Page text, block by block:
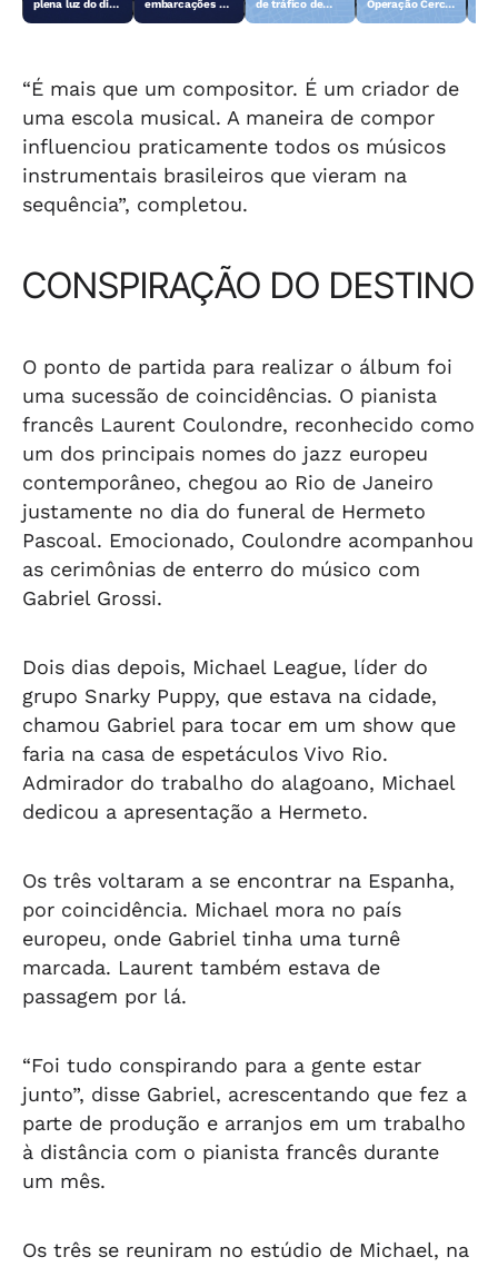
plena luz do dia
embarcações e
de tráfico de
Operação Cerco
“É mais que um compositor. É um criador de
uma escola musical. A maneira de compor
influenciou praticamente todos os músicos
instrumentais brasileiros que vieram na
sequência”, completou.
CONSPIRAÇÃO DO DESTINO
O ponto de partida para realizar o álbum foi
uma sucessão de coincidências. O pianista
francês Laurent Coulondre, reconhecido como
um dos principais nomes do jazz europeu
contemporâneo, chegou ao Rio de Janeiro
justamente no dia do funeral de Hermeto
Pascoal. Emocionado, Coulondre acompanhou
as cerimônias de enterro do músico com
Gabriel Grossi.
Dois dias depois, Michael League, líder do
grupo Snarky Puppy, que estava na cidade,
chamou Gabriel para tocar em um show que
faria na casa de espetáculos Vivo Rio.
Admirador do trabalho do alagoano, Michael
dedicou a apresentação a Hermeto.
Os três voltaram a se encontrar na Espanha,
por coincidência. Michael mora no país
europeu, onde Gabriel tinha uma turnê
marcada. Laurent também estava de
passagem por lá.
“Foi tudo conspirando para a gente estar
junto”, disse Gabriel, acrescentando que fez a
parte de produção e arranjos em um trabalho
à distância com o pianista francês durante
um mês.
Os três se reuniram no estúdio de Michael, na